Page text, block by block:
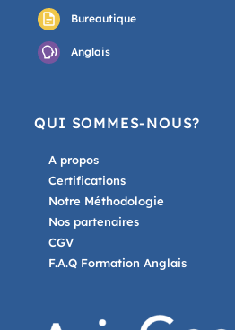
Bureautique
Anglais
QUI SOMMES-NOUS?
A propos
Certifications
Notre Méthodologie
Nos partenaires
CGV
F.A.Q Formation Anglais